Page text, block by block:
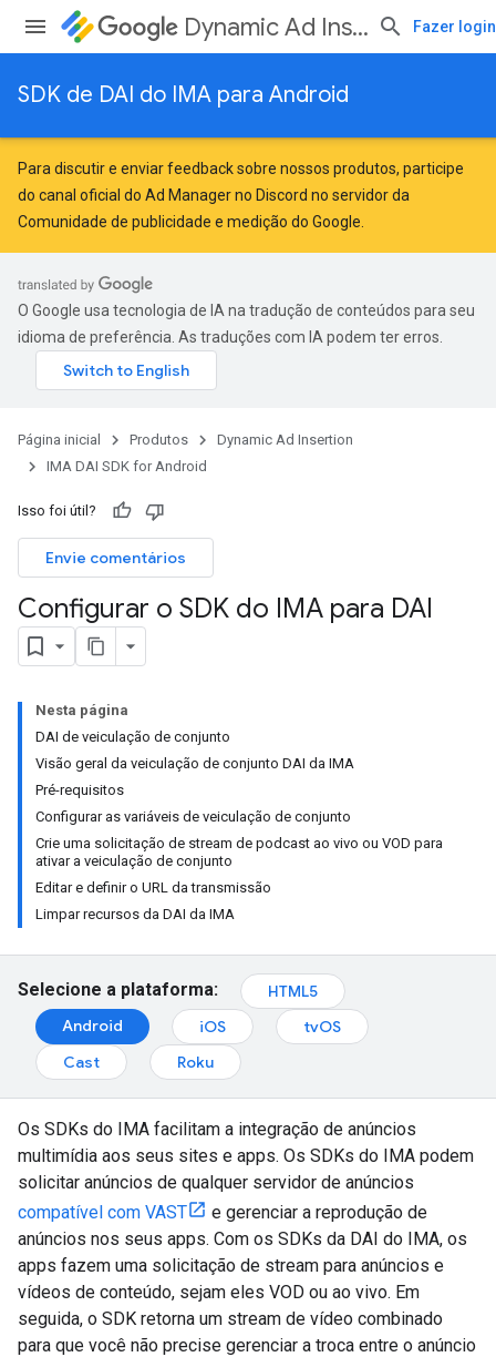
Dynamic Ad Insertion Fazer login
SDK de DAI do IMA para Android
Para discutir e enviar feedback sobre nossos produtos, participe
do canal oficial do Ad Manager no Discord no servidor da
Comunidade de publicidade e medição do Google
O Google usa tecnologia de IA na tradução de conteúdos para seu
idioma de preferência. As traduções com IA podem ter erros.
Página inicial Produtos
Dynamic Ad Insertion
IMA DAI SDK for Android
Isso foi útil?
Envie comentários
Configurar o SDK do IMA para DAI
Nesta página
DAI de veiculação de conjunto
Visão geral da veiculação de conjunto DAI da IMA
Pré-requisitos
Configurar as variáveis de veiculação de conjunto
Crie uma solicitação de stream de podcast ao vivo ou VOD para
ativar a veiculação de conjunto
Editar e definir o URL da transmissão
Limpar recursos da DAI da IMA
Selecione a plataforma:
HTML5
Android
iOS
tvOS
Cast
Roku
Os SDKs do IMA facilitam a integração de anúncios
multimídia aos seus sites e apps. Os SDKs do IMA podem
solicitar anúncios de qualquer servidor de anúncios
compatível com VAST
e gerenciar a reprodução de
anúncios nos seus apps. Com os SDKs da DAI do IMA, os
apps fazem uma solicitação de stream para anúncios e
vídeos de conteúdo, sejam eles VOD ou ao vivo. Em
seguida, o SDK retorna um stream de vídeo combinado
para que você não precise gerenciar a troca entre o anúncio